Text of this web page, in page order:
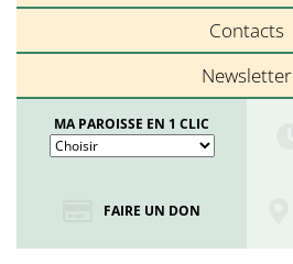
Contacts
Newsletter
MA PAROISSE EN 1 CLIC
FAIRE UN DON